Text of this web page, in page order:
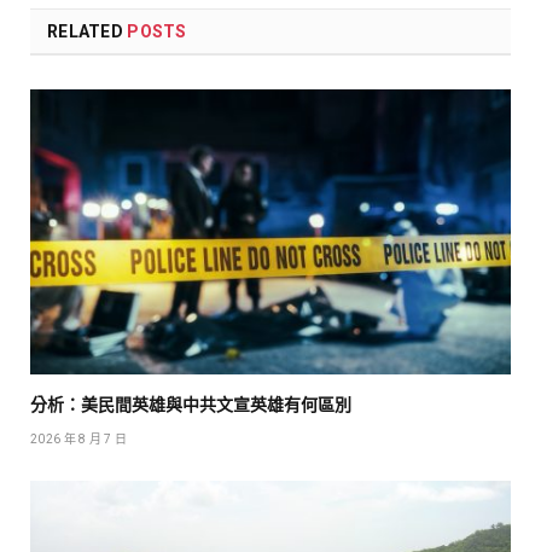
RELATED POSTS
分析：美民間英雄與中共文宣英雄有何區別
2026 年 8 月 7 日